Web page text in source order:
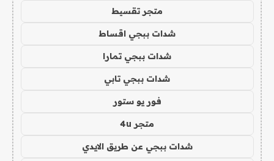
متجر تقسيط
شدات ببجي اقساط
شدات ببجي تمارا
شدات ببجي تابي
فور يو ستور
متجر 4u
شدات ببجي عن طريق الايدي